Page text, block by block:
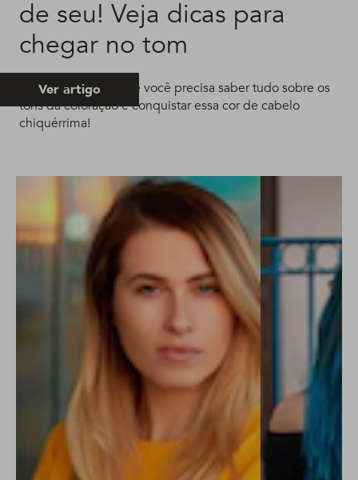
de seu! Veja dicas para
chegar no tom
Reunimos tudo o que você precisa saber tudo sobre os
tons da coloração e conquistar essa cor de cabelo
chiquérrima!
Ver artigo